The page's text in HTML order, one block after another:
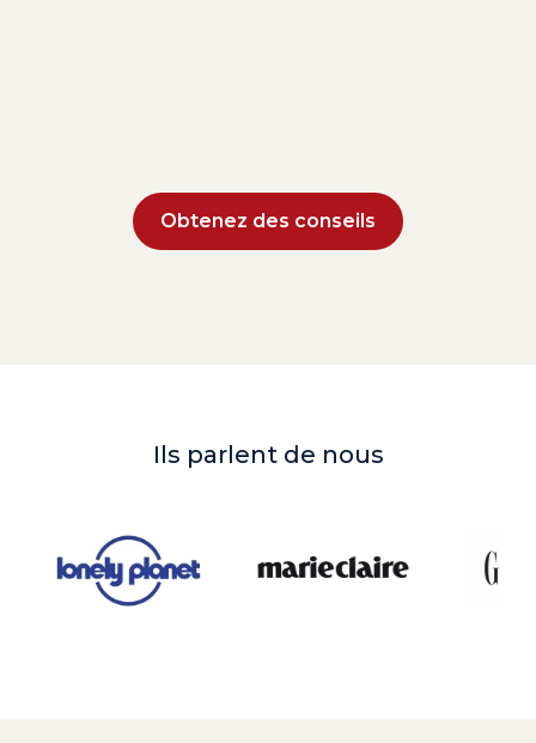
Obtenez des conseils
Ils parlent de nous